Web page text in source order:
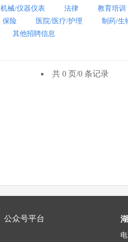
机械/仪器仪表 法律 教育培训
保险 医院/医疗/护理 制药/生
其他招聘信息
共 0 页/0 条记录
公众号平台